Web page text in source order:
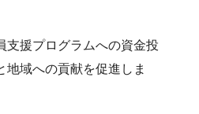
支援プログラムへの資金投
地域への貢献を促進しま